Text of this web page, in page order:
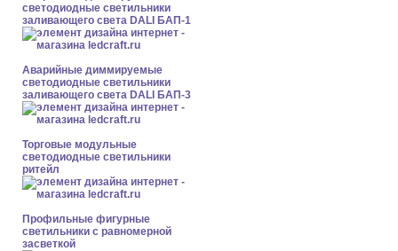
светодиодные светильники
заливающего света DALI БАП-1
Аварийные диммируемые
светодиодные светильники
заливающего света DALI БАП-3
Торговые модульные
светодиодные светильники
ритейл
Профильные фигурные
светильники с равномерной
засветкой